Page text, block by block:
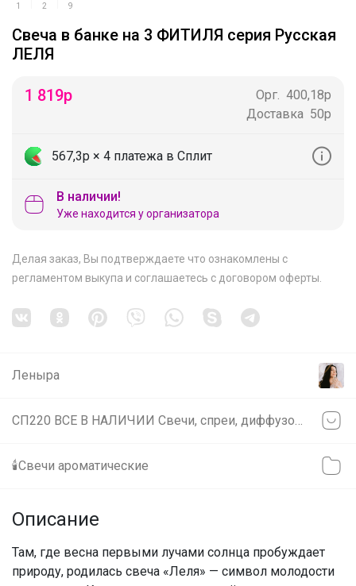
1 2 9
Свеча в банке на 3 ФИТИЛЯ серия Русская
ЛЕЛЯ
1 819р Орг. 400,18р
Доставка 50р
567,3р × 4 платежа в Сплит
В наличии!
Уже находится у организатора
Делая заказ, Вы подтверждаете что ознакомлены с
регламентом выкупа и соглашаетесь с договором оферты
Леныра
🕯️Свечи ароматические
Описание
Там, где весна первыми лучами солнца пробуждает
природу, родилась свеча «Леля» — символ молодости